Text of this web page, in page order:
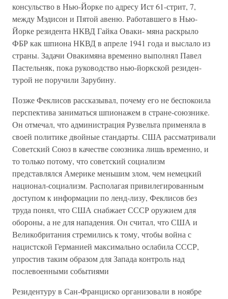
консульство в Нью-Йорке по адресу Ист 61-стрит, 7,
между Мэдисон и Пятой авеню. Работавшего в Нью-
Йорке резидента НКВД Гайка Оваки- мяна раскрыло
ФБР как шпиона НКВД в апреле 1941 года и выслало из
страны. Задачи Овакимяна временно выполнял Павел
Пастельняк, пока руководство нью-йоркской резиден-
турой не поручили Зарубину.
Позже Феклисов рассказывал, почему его не беспокоила
перспектива заниматься шпионажем в стране-союзнике.
Он отмечал, что администрация Рузвельта применяла в
своей политике двойные стандарты. США рассматривали
Советский Союз в качестве союзника лишь временно, и
то только потому, что советский социализм
представлялся Америке меньшим злом, чем немецкий
национал-социализм. Располагая привилегированным
доступом к информации по ленд-лизу, Феклисов без
труда понял, что США снабжает СССР оружием для
обороны, а не для нападения. Он считал, что США и
Великобритания стремились к тому, чтобы война с
нацистской Германией максимально ослабила СССР,
упростив таким образом для Запада контроль над
послевоенными событиями
Резидентуру в Сан-Франциско организовали в ноябре